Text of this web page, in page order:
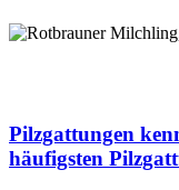
Pilzgattungen
häufigsten